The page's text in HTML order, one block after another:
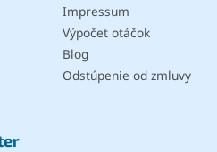
Impressum
Výpočet otáčok
Blog
Odstúpenie od zmluvy